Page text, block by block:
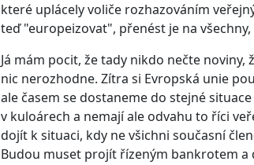
které uplácely voliče rozhazováním
teď "europeizovat", přenést je na
Já mám pocit, že tady nikdo nečte
nic nerozhodne. Zítra si Evropská unie
ale časem se dostaneme do stejné
v kuloárech a nemají ale odvahu to říci
dojít k situaci, kdy ne všichni současní
Budou muset projít řízeným bankrotem a